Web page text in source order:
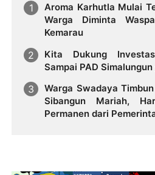
Aroma Karhutla Mulai
Warga Diminta
Kemarau
Kita Dukung
Sampai PAD
Warga Swadaya
Sibangun Mariah,
Permanen dari